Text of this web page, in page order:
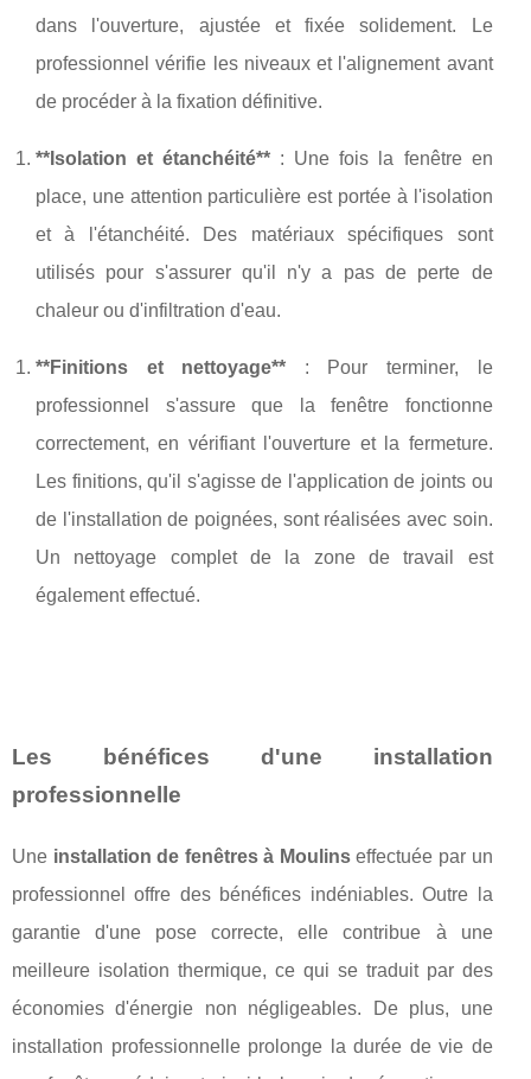
dans l'ouverture, ajustée et fixée solidement. Le
professionnel vérifie les niveaux et l'alignement avant
de procéder à la fixation définitive.
**Isolation et étanchéité** : Une fois la fenêtre en
place, une attention particulière est portée à l'isolation
et à l'étanchéité. Des matériaux spécifiques sont
utilisés pour s'assurer qu'il n'y a pas de perte de
chaleur ou d'infiltration d'eau.
**Finitions et nettoyage** : Pour terminer, le
professionnel s'assure que la fenêtre fonctionne
correctement, en vérifiant l'ouverture et la fermeture.
Les finitions, qu'il s'agisse de l'application de joints ou
de l'installation de poignées, sont réalisées avec soin.
Un nettoyage complet de la zone de travail est
également effectué.
Les bénéfices d'une installation
professionnelle
Une installation de fenêtres à Moulinseffectuée par un
professionnel offre des bénéfices indéniables. Outre la
garantie d'une pose correcte, elle contribue à une
meilleure isolation thermique, ce qui se traduit par des
économies d'énergie non négligeables. De plus, une
installation professionnelle prolonge la durée de vie de